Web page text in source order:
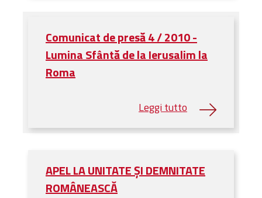
Comunicat de presă 4 / 2010 -
Lumina Sfântă de la Ierusalim la
Roma
APEL LA UNITATE ŞI DEMNITATE
ROMÂNEASCĂ